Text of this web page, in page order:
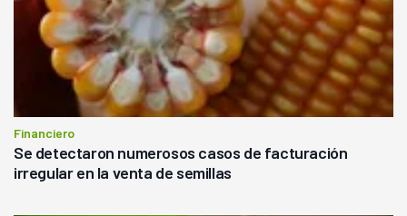
Financiero
Se detectaron numerosos casos de facturación
irregular en la venta de semillas